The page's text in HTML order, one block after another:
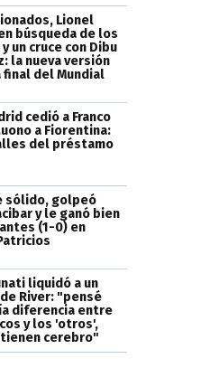
Lionel
búsqueda de los
un cruce con Dibu
la nueva versión
del Mundial
cedió a Franco
a Fiorentina:
del préstamo
sólido, golpeó
y le ganó bien
(1-0) en
liquidó a un
River: "pensé
diferencia entre
y los 'otros',
cerebro"